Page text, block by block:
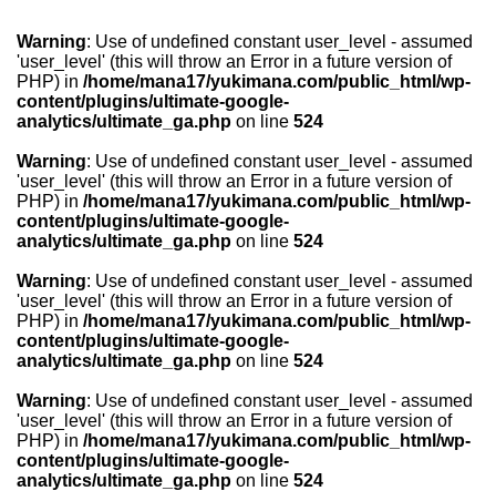
Warning: Use of undefined constant user_level - assumed
'user_level' (this will throw an Error in a future version of
PHP) in /home/mana17/yukimana.com/public_html/wp-
content/plugins/ultimate-google-
analytics/ultimate_ga.php on line 524
Warning: Use of undefined constant user_level - assumed
'user_level' (this will throw an Error in a future version of
PHP) in /home/mana17/yukimana.com/public_html/wp-
content/plugins/ultimate-google-
analytics/ultimate_ga.php on line 524
Warning: Use of undefined constant user_level - assumed
'user_level' (this will throw an Error in a future version of
PHP) in /home/mana17/yukimana.com/public_html/wp-
content/plugins/ultimate-google-
analytics/ultimate_ga.php on line 524
Warning: Use of undefined constant user_level - assumed
'user_level' (this will throw an Error in a future version of
PHP) in /home/mana17/yukimana.com/public_html/wp-
content/plugins/ultimate-google-
analytics/ultimate_ga.php on line 524